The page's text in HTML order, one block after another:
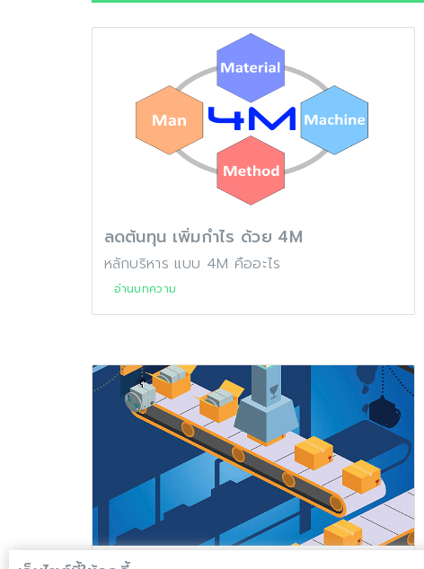
ลดต้นทุน เพิ่มกำไร ด้วย 4M
หลักบริหาร แบบ 4M คืออะไร
อ่านบทความ